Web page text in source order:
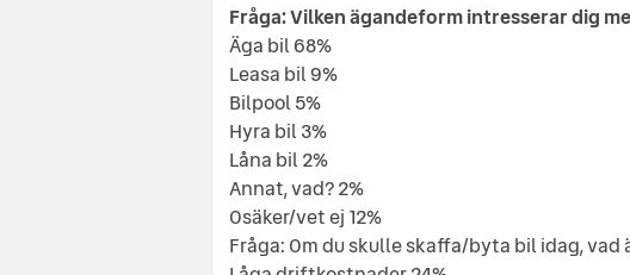
Fråga: Vilken ägandeform intresserar dig
Äga bil 68%
Leasa bil 9%
Bilpool 5%
Hyra bil 3%
Låna bil 2%
Annat, vad? 2%
Osäker/vet ej 12%
Fråga: Om du skulle skaffa/byta bil idag,